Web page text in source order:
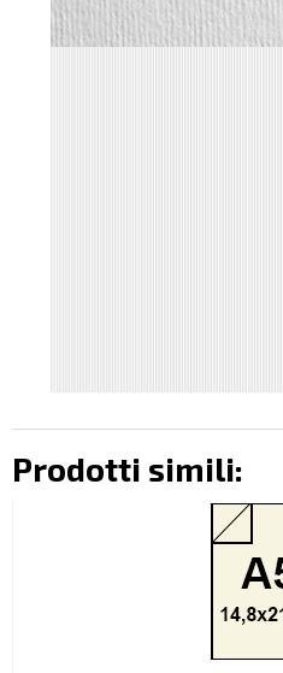
Prodotti simili: